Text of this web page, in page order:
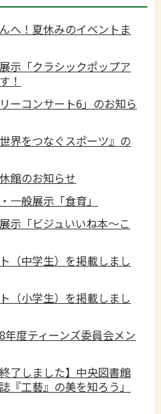
へ！夏休みのイベントま
示「クラシックポップア
！
ーコンサート6」のお知ら
界をつなぐスポーツ』の
館のお知らせ
般展示「食育」
「ビジュいいね本～こ
（中学生）を掲載しまし
（小学生）を掲載しまし
年度ティーンズ委員会メン
了しました】中央図書館
『工藝』の美を知ろう」